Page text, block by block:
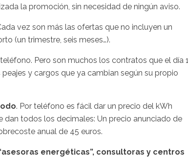
la promoción, sin necesidad de ningún aviso.
vez son más las ofertas que no incluyen un
(un trimestre, seis meses…).
Pero son muchos los contratos que el día 1
y cargos que ya cambian según su propio
. Por teléfono es fácil dar un precio del kWh
todos los decimales: Un precio anunciado de
anual de 45 euros.
energéticas”, consultoras y centros